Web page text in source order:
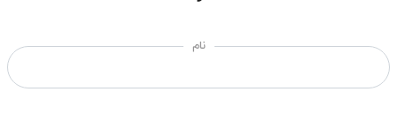
نام